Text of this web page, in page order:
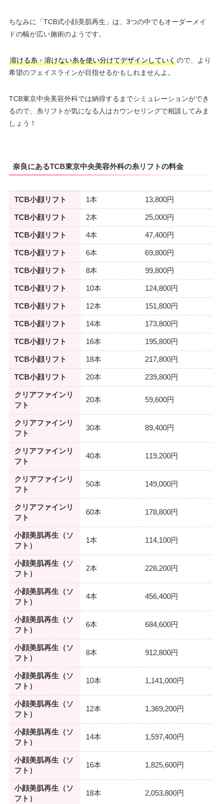
ちなみに「TCB式小顔美肌再生」は、3つの中でもオーダーメイ
ドの幅が広い施術のようです。
溶ける糸・溶けない糸を使い分けてデザインしていくので、より
希望のフェイスラインが目指せるかもしれませんよ。
TCB東京中央美容外科では納得するまでシミュレーションができ
るので、糸リフトが気になる人はカウンセリングで相談してみま
しょう！
奈良にあるTCB東京中央美容外科の糸リフトの料金
TCB小顔リフト 1本 13,800円
TCB小顔リフト 2本 25,000円
TCB小顔リフト 4本 47,400円
TCB小顔リフト 6本 69,800円
TCB小顔リフト 8本 99,800円
TCB小顔リフト 10本 124,800円
TCB小顔リフト 12本 151,800円
TCB小顔リフト 14本 173,800円
TCB小顔リフト 16本 195,800円
TCB小顔リフト 18本 217,800円
TCB小顔リフト 20本 239,800円
クリアファインリ
フト
20本 59,600円
クリアファインリ
フト
30本 89,400円
クリアファインリ
フト
40本 119,200円
クリアファインリ
フト
50本 149,000円
クリアファインリ
フト
60本 178,800円
小顔美肌再生（ソ
フト）
1本 114,100円
小顔美肌再生（ソ
フト）
2本 228,200円
小顔美肌再生（ソ
フト）
4本 456,400円
小顔美肌再生（ソ
フト）
6本 684,600円
小顔美肌再生（ソ
フト）
8本 912,800円
小顔美肌再生（ソ
フト）
10本 1,141,000円
小顔美肌再生（ソ
フト）
12本 1,369,200円
小顔美肌再生（ソ
フト）
14本 1,597,400円
小顔美肌再生（ソ
フト）
16本 1,825,600円
小顔美肌再生（ソ
フト）
18本 2,053,800円